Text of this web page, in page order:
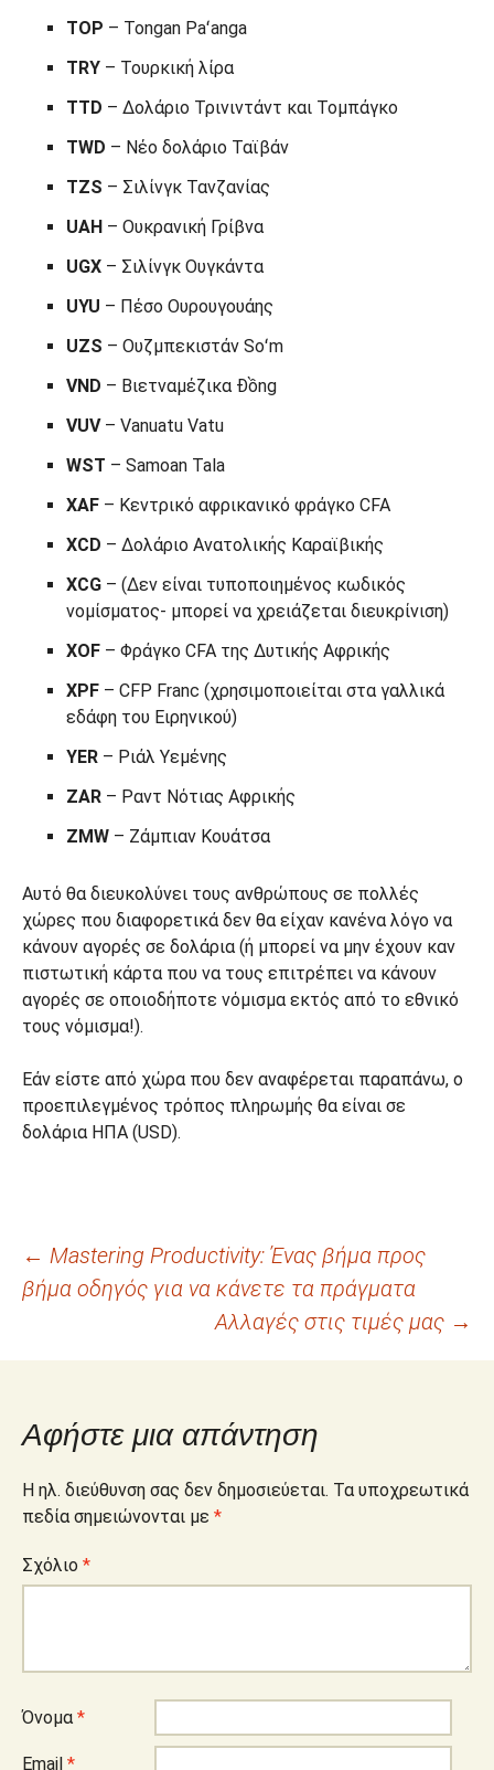
TOP – Tongan Paʻanga
TRY – Τουρκική λίρα
TTD – Δολάριο Τρινιντάντ και Τομπάγκο
TWD – Νέο δολάριο Ταϊβάν
TZS – Σιλίνγκ Τανζανίας
UAH – Ουκρανική Γρίβνα
UGX – Σιλίνγκ Ουγκάντα
UYU – Πέσο Ουρουγουάης
UZS – Ουζμπεκιστάν Soʻm
VND – Βιετναμέζικα Đồng
VUV– Vanuatu Vatu
WST – Samoan Tala
XAF – Κεντρικό αφρικανικό φράγκο CFA
XCD – Δολάριο Ανατολικής Καραϊβικής
XCG – (Δεν είναι τυποποιημένος κωδικός
νομίσματος- μπορεί να χρειάζεται διευκρίνιση)
XOF – Φράγκο CFA της Δυτικής Αφρικής
XPF – CFP Franc (χρησιμοποιείται στα γαλλικά
εδάφη του Ειρηνικού)
YER – Ριάλ Υεμένης
ZAR – Ραντ Νότιας Αφρικής
ZMW – Ζάμπιαν Κουάτσα
Αυτό θα διευκολύνει τους ανθρώπους σε πολλές
χώρες που διαφορετικά δεν θα είχαν κανένα λόγο να
κάνουν αγορές σε δολάρια (ή μπορεί να μην έχουν καν
πιστωτική κάρτα που να τους επιτρέπει να κάνουν
αγορές σε οποιοδήποτε νόμισμα εκτός από το εθνικό
τους νόμισμα!).
Εάν είστε από χώρα που δεν αναφέρεται παραπάνω, ο
προεπιλεγμένος τρόπος πληρωμής θα είναι σε
δολάρια ΗΠΑ (USD).
Πλοήγηση
άρθρων
← Mastering Productivity: Ένας βήμα προς
βήμα οδηγός για να κάνετε τα πράγματα
Αλλαγές στις τιμές μας →
Αφήστε μια απάντηση
Η ηλ. διεύθυνση σας δεν δημοσιεύεται. Τα υποχρεωτικά
πεδία σημειώνονται με *
Σχόλιο *
Όνομα *
Email *